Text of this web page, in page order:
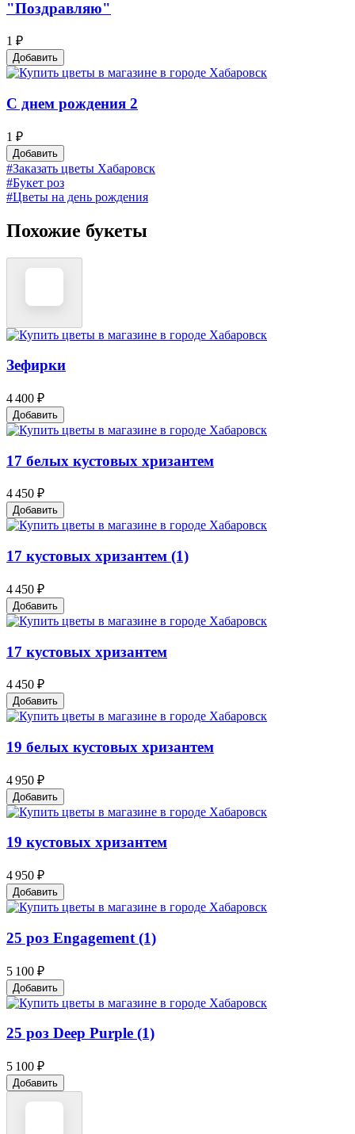
"Поздравляю"
1 ₽
Добавить
С днем рождения 2
1 ₽
Добавить
#Заказать цветы Хабаровск
#Букет роз
#Цветы на день рождения
Похожие букеты
Зефирки
4 400 ₽
Добавить
17 белых кустовых хризантем
4 450 ₽
Добавить
17 кустовых хризантем (1)
4 450 ₽
Добавить
17 кустовых хризантем
4 450 ₽
Добавить
19 белых кустовых хризантем
4 950 ₽
Добавить
19 кустовых хризантем
4 950 ₽
Добавить
25 роз Engagement (1)
5 100 ₽
Добавить
25 роз Deep Purple (1)
5 100 ₽
Добавить